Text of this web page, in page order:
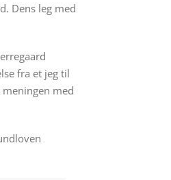
Dens leg med
fra et jeg til
med